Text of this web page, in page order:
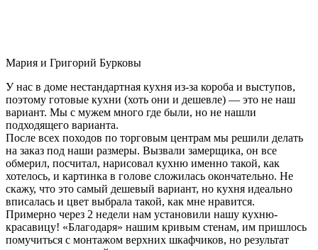
Мария и Григорий Бурковы
У нас в доме нестандартная кухня из-за короба и выступов,
поэтому готовые кухни (хоть они и дешевле) — это не наш
вариант. Мы с мужем много где были, но не нашли
подходящего варианта.
После всех походов по торговым центрам мы решили делать
на заказ под наши размеры. Вызвали замерщика, он все
обмерил, посчитал, нарисовал кухню именно такой, как
хотелось, и картинка в голове сложилась окончательно. Не
скажу, что это самый дешевый вариант, но кухня идеально
вписалась и цвет выбрала такой, как мне нравится.
Примерно через 2 недели нам установили нашу кухню-
красавицу! «Благодаря» нашим кривым стенам, им пришлось
помучиться с монтажом верхних шкафчиков, но результат